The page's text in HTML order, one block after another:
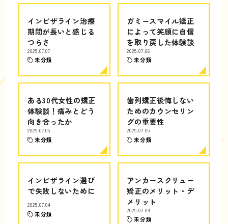
インビザライン治療
期間が長いと感じる
つらさ
2025.07.07
未分類
ガミースマイル矯正
によって笑顔に自信
を取り戻した体験談
2025.07.06
未分類
ある30代女性の矯正
体験談！痛みとどう
向き合ったか
2025.07.05
未分類
歯列矯正後悔しない
ためのカウンセリン
グの重要性
2025.07.05
未分類
インビザライン選び
で失敗しないために
2025.07.04
未分類
アンカースクリュー
矯正のメリット・デ
メリット
2025.07.04
未分類